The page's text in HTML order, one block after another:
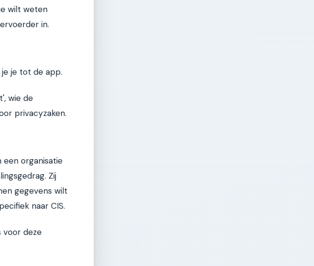
wilt weten
in.
je tot de app.
wie de
privacyzaken.
een organisatie
Zij
gegevens wilt
naar CIS.
voor deze